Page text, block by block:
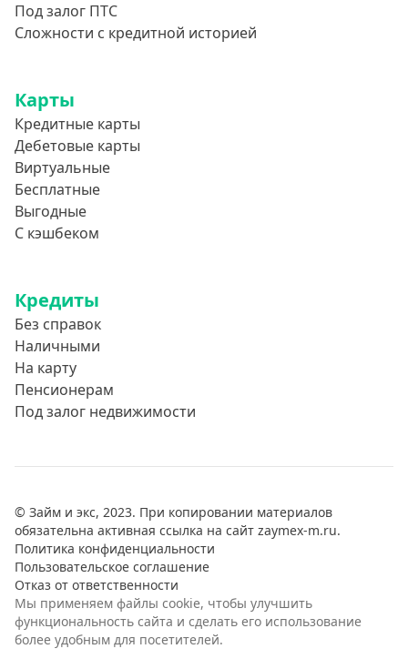
Под залог ПТС
Сложности с кредитной историей
Карты
Кредитные карты
Дебетовые карты
Виртуальные
Бесплатные
Выгодные
С кэшбеком
Кредиты
Без справок
Наличными
На карту
Пенсионерам
Под залог недвижимости
© Займ и экс, 2023. При копировании материалов
обязательна активная ссылка на сайт zaymex-m.ru.
Политика конфиденциальности
Пользовательское соглашение
Отказ от ответственности
Мы применяем файлы cookie, чтобы улучшить
функциональность сайта и сделать его использование
более удобным для посетителей.